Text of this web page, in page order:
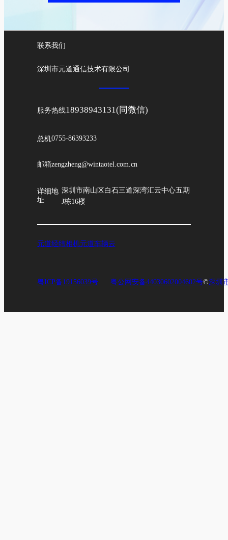
联系我们
深圳市元道通信技术有限公司
服务热线18938943131(同微信)
总机0755-86393233
邮箱zengzheng@wintaotel.com.cn
详细地
址
深圳市南山区白石三道深湾汇云中心五期
J栋16楼
元道经纬相机元道车辆云
粤ICP备19156039号 粤公网安备44030602004602号©深圳